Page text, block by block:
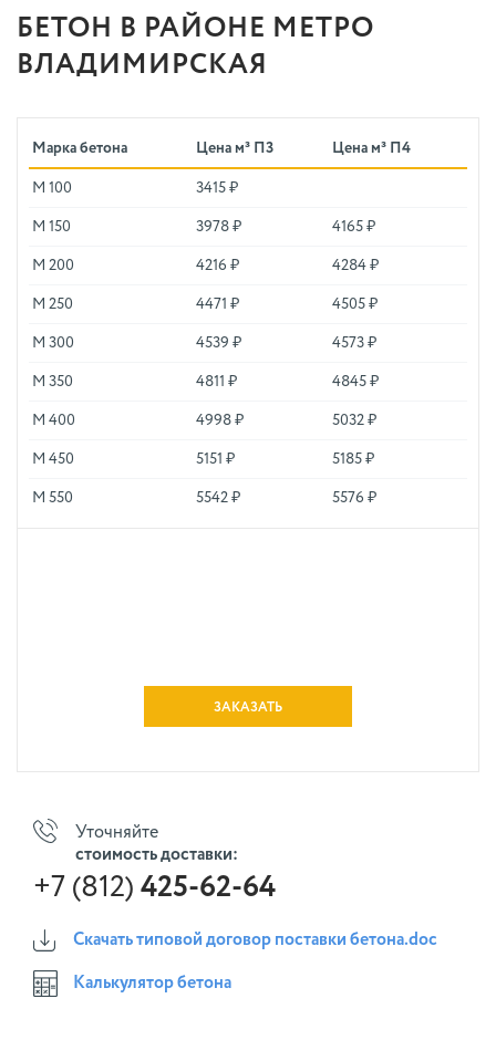
БЕТОН В РАЙОНЕ МЕТРО
ВЛАДИМИРСКАЯ
Марка бетона Цена м³ П3 Цена м³ П4
М 100 3415 ₽
М 150 3978 ₽ 4165 ₽
М 200 4216 ₽ 4284 ₽
М 250 4471 ₽ 4505 ₽
М 300 4539 ₽ 4573 ₽
М 350 4811 ₽ 4845 ₽
М 400 4998 ₽ 5032 ₽
М 450 5151 ₽ 5185 ₽
М 550 5542 ₽ 5576 ₽
ЗАКАЗАТЬ
Уточняйте
стоимость доставки:
+7 (812) 425-62-64
Скачать типовой договор поставки бетона.doc
Калькулятор бетона